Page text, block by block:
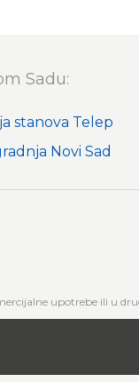
Sadu:
stanova Telep
Novi Sad
upotrebe ili u